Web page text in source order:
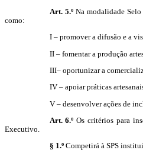
Art. 5.ºNa modalidade Selo
como:
I – promover a difusão e a
II – fomentar a produção
III– oportunizar a
IV – apoiar práticas
V – desenvolver ações de
Art. 6.º Os critérios para
Executivo.
§ 1.ºCompetirá à SPS